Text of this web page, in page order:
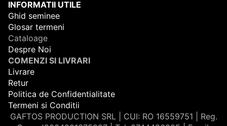
INFORMATII UTILE
Ghid seminee
Glosar termeni
Cataloage
Despre Noi
COMENZI SI LIVRARI
Livrare
Retur
Politica de Confidentialitate
Termeni si Conditii
GAFTOS PRODUCTION SRL | CUI: RO 16559751 | Reg.